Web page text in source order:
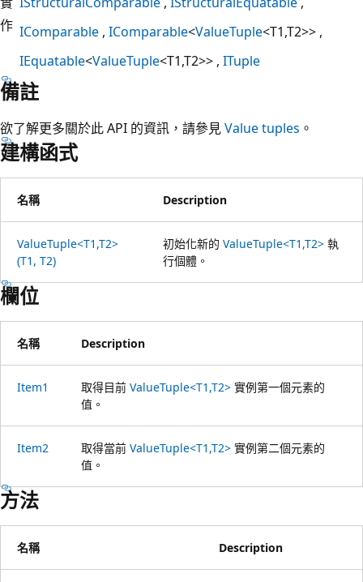
作 IComparable IComparable<ValueTuple<T1,T2>>
IEquatable<ValueTuple<T1,T2>> ITuple
備註
欲了解更多關於此 API 的資訊，請參見Value tuples 。
建構函式
名稱 Description
ValueTuple<T1,T2>
(T1, T2)
初始化新的 ValueTuple<T1,T2> 執
行個體。
欄位
名稱 Description
Item1 取得目前 ValueTuple<T1,T2> 實例第一個元素的
值。
Item2 取得當前 ValueTuple<T1,T2> 實例第二個元素的
值。
方法
名稱 Description